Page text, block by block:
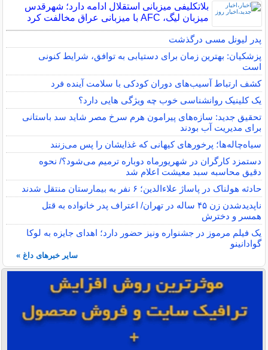
بلاتکلیفی میزبانی استقلال ادامه دارد؛ شهرقدس
میزبان لیگ، AFC با میزبانی عراق مخالفت کرد
پدر لیونل مسی درگذشت
پزشکیان: بهترین زمان برای دستیابی به توافق، شرایط کنونی
است
کشف ارتباط آسیب‌های دوران کودکی با سلامت آینده فرد
یک کلینیک روانشناسی خوب چه ویژگی هایی دارد؟
تحقیق جدید: سازه‌های پیرامون هرم سرخ مصر شاید سد باستانی
برای مدیریت آب بودند
سیاه‌چاله‌ها؛ پرخورهای کیهانی که غذایشان را پس می‌زنند
دستمزد کارگران در شهریورماه دوباره ترمیم می‌شود؟/ نحوه
دقیق محاسبه سبد معیشت اعلام شد
حادثه هولناک در پاساژ علاءالدین؛ ۶ نفر به بیمارستان منتقل شدند
ناپدیدشدن زن ۴۵ ساله در تهران/ اعتراف پدر خانواده به قتل
همسر و دخترش
یک فیلم مرموز در جشنواره ونیز حضور دارد؛ اهدای جایزه به لوکا
گوادانینو
سایر خبرهای داغ »